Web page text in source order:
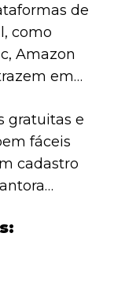
de
como
Amazon
em
gratuitas e
fáceis
cadastro